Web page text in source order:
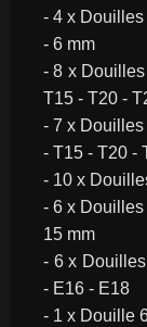
- 4 x
- 6 mm
- 8 x
T15 - T20 -
- 7 x
- T15 - T20 -
- 10 x
- 6 x Douilles
15 mm
- 6 x
- E16 - E18
- 1 x Douille